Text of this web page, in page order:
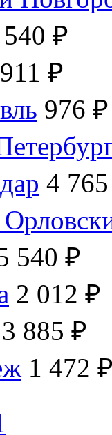
₽
911 ₽
976 ₽
4
540 ₽
2 012 ₽
3 885 ₽
1 472